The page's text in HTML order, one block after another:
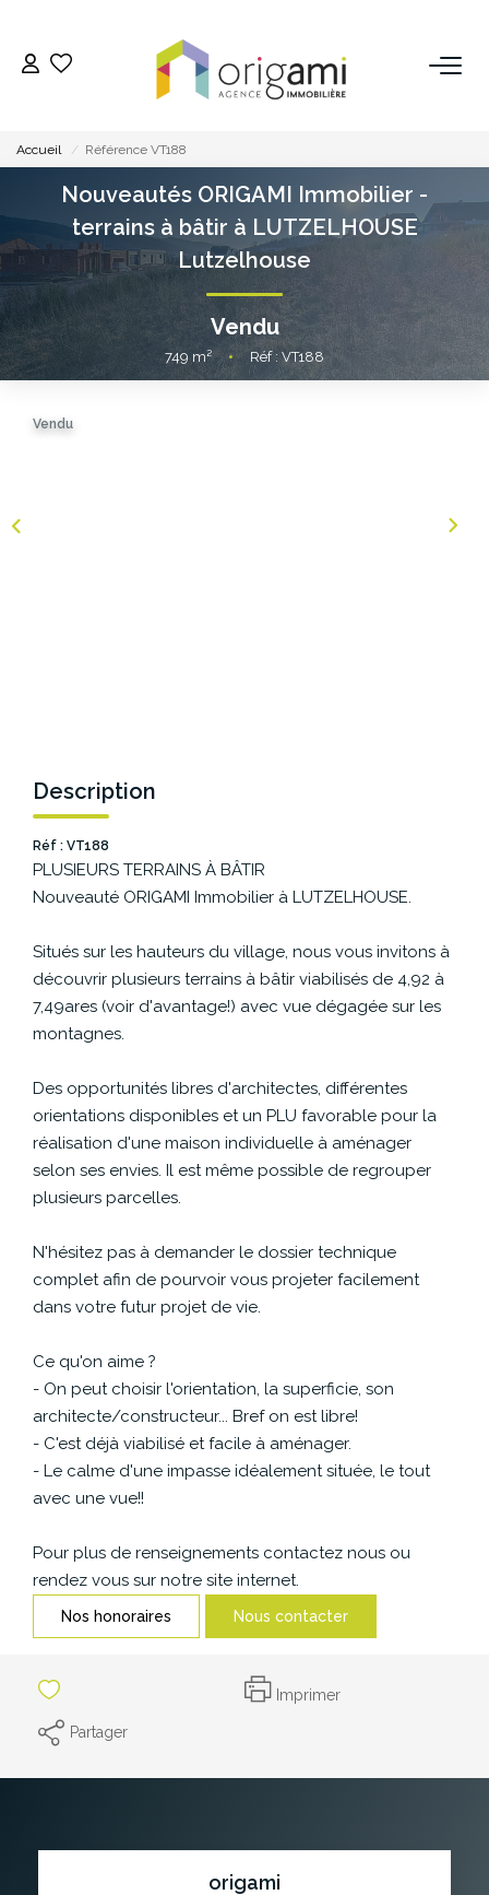
ACHETER
LOUER
VENDRE
Pourquoi Nous Choisir ?
CONTACT
Accueil Référence VT188
Nouveautés ORIGAMI Immobilier -
terrains à bâtir à LUTZELHOUSE
Lutzelhouse
Vendu
749 m² • Réf : VT188
Vendu
Description
Réf : VT188
PLUSIEURS TERRAINS À BÂTIR
Nouveauté ORIGAMI Immobilier à LUTZELHOUSE.
Situés sur les hauteurs du village, nous vous invitons à
découvrir plusieurs terrains à bâtir viabilisés de 4,92 à
7,49ares (voir d'avantage!) avec vue dégagée sur les
montagnes.
Des opportunités libres d'architectes, différentes
orientations disponibles et un PLU favorable pour la
réalisation d'une maison individuelle à aménager
selon ses envies. Il est même possible de regrouper
plusieurs parcelles.
N'hésitez pas à demander le dossier technique
complet afin de pourvoir vous projeter facilement
dans votre futur projet de vie.
Ce qu'on aime ?
- On peut choisir l'orientation, la superficie, son
architecte/constructeur... Bref on est libre!
- C'est déjà viabilisé et facile à aménager.
- Le calme d'une impasse idéalement située, le tout
avec une vue!!
Pour plus de renseignements contactez nous ou
rendez vous sur notre site internet.
Nos honoraires Nous contacter
Imprimer
Partager
origami